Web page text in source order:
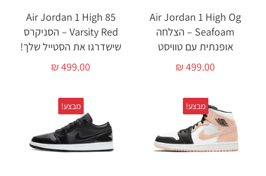
Air Jordan 1 High Og
Seafoam – הצלחה
אופנתית עם טוויסט
₪499.00
Air Jordan 1 High 85
Varsity Red – הסניקרס
שישדרגו את הסטייל שלך!
₪499.00
מבצע! מבצע!